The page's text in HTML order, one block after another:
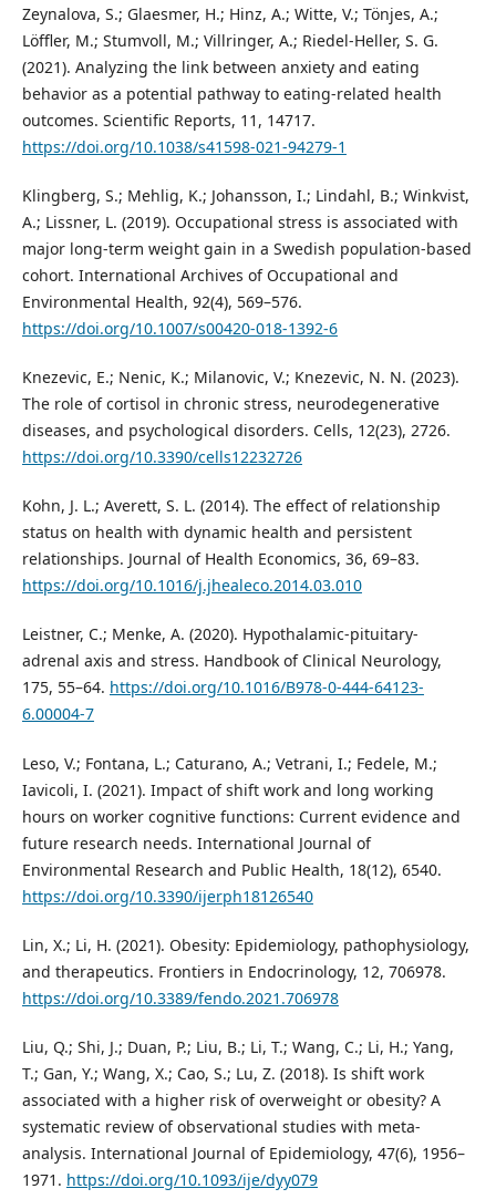
Zeynalova, S.; Glaesmer, H.; Hinz, A.; Witte, V.; Tönjes, A.;
Löffler, M.; Stumvoll, M.; Villringer, A.; Riedel-Heller, S. G.
(2021). Analyzing the link between anxiety and eating
behavior as a potential pathway to eating-related health
outcomes. Scientific Reports, 11, 14717.
https://doi.org/10.1038/s41598-021-94279-1
Klingberg, S.; Mehlig, K.; Johansson, I.; Lindahl, B.; Winkvist,
A.; Lissner, L. (2019). Occupational stress is associated with
major long-term weight gain in a Swedish population-based
cohort. International Archives of Occupational and
Environmental Health, 92(4), 569–576.
https://doi.org/10.1007/s00420-018-1392-6
Knezevic, E.; Nenic, K.; Milanovic, V.; Knezevic, N. N. (2023).
The role of cortisol in chronic stress, neurodegenerative
diseases, and psychological disorders. Cells, 12(23), 2726.
https://doi.org/10.3390/cells12232726
Kohn, J. L.; Averett, S. L. (2014). The effect of relationship
status on health with dynamic health and persistent
relationships. Journal of Health Economics, 36, 69–83.
https://doi.org/10.1016/j.jhealeco.2014.03.010
Leistner, C.; Menke, A. (2020). Hypothalamic-pituitary-
adrenal axis and stress. Handbook of Clinical Neurology,
175, 55–64. https://doi.org/10.1016/B978-0-444-64123-
6.00004-7
Leso, V.; Fontana, L.; Caturano, A.; Vetrani, I.; Fedele, M.;
Iavicoli, I. (2021). Impact of shift work and long working
hours on worker cognitive functions: Current evidence and
future research needs. International Journal of
Environmental Research and Public Health, 18(12), 6540.
https://doi.org/10.3390/ijerph18126540
Lin, X.; Li, H. (2021). Obesity: Epidemiology, pathophysiology,
and therapeutics. Frontiers in Endocrinology, 12, 706978.
https://doi.org/10.3389/fendo.2021.706978
Liu, Q.; Shi, J.; Duan, P.; Liu, B.; Li, T.; Wang, C.; Li, H.; Yang,
T.; Gan, Y.; Wang, X.; Cao, S.; Lu, Z. (2018). Is shift work
associated with a higher risk of overweight or obesity? A
systematic review of observational studies with meta-
analysis. International Journal of Epidemiology, 47(6), 1956–
1971. https://doi.org/10.1093/ije/dyy079